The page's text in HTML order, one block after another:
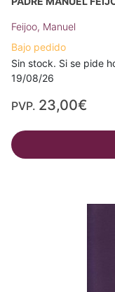
Feijoo, Manuel
Bajo pedido
Sin stock. Si se pide
19/08/26
PVP. 23,00€